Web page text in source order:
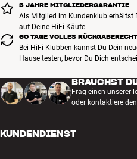
5 JAHRE MITGLIEDERGARANTIE
Als Mitglied im Kundenklub erhältst
auf Deine HiFi-Käufe.
60 TAGE VOLLES RÜCKGABERECHT
Bei HiFi Klubben kannst Du Dein
Hause testen, bevor Du Dich
BRAUCHST
Frag einen unserer
oder kontaktiere
KUNDENDIENST